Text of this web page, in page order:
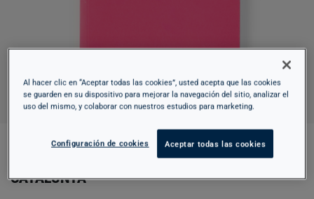
LE GUIDE. MUSEU NACIONAL D'ART DE
CATALUNYA
Al hacer clic en “Aceptar todas las cookies”, usted acepta que las cookies
se guarden en su dispositivo para mejorar la navegación del sitio, analizar el
uso del mismo, y colaborar con nuestros estudios para marketing.
Configuración de cookies Aceptar todas las cookies